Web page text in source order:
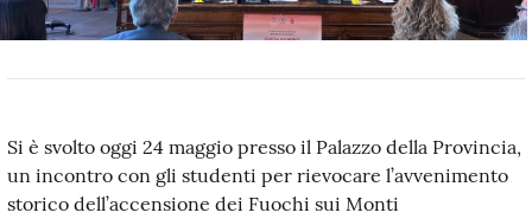
Si è svolto oggi 24 maggio presso il Palazzo della Provincia,
un incontro con gli studenti per rievocare l’avvenimento
storico dell’accensione dei Fuochi sui Monti